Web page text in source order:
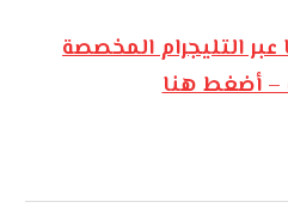
عبر التليجرام المخصصة
– أضغط هنا